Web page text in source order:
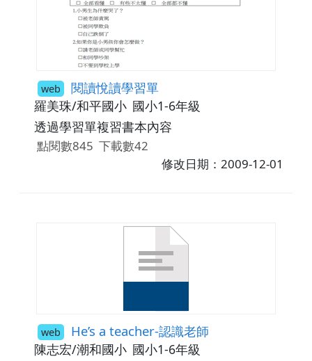
web 閱讀悅讀學習單
羅美珠/和平國小 國小1-6年級
透過學習單複習書本內容
點閱數845 下載數42
修改日期：2009-12-01
web He’s a teacher-認識老師
陳志宏/潮和國小 國小1-6年級